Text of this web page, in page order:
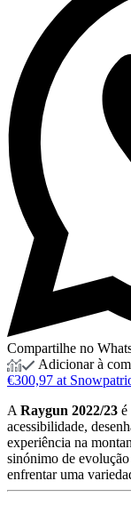
Compartilhe no
Adicionar à
€300,97 at
A Raygun 2022/23 é
acessibilidade,
experiência na
sinónimo de
enfrentar uma